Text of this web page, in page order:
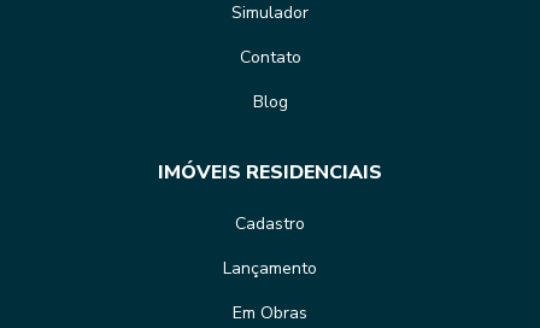
Simulador
Contato
Blog
IMÓVEIS RESIDENCIAIS
Cadastro
Lançamento
Em Obras